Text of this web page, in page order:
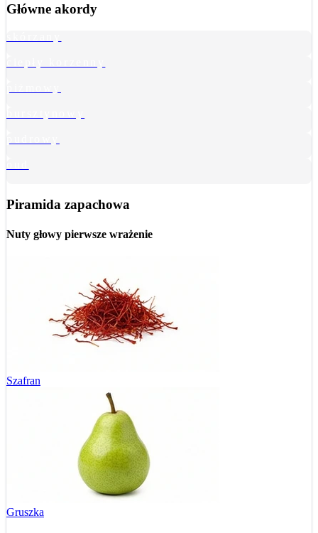
Główne akordy
Piramida zapachowa
Nuty głowy pierwsze wrażenie
Szafran
Gruszka